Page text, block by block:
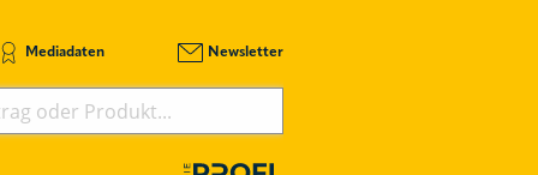
Mediadaten Newsletter